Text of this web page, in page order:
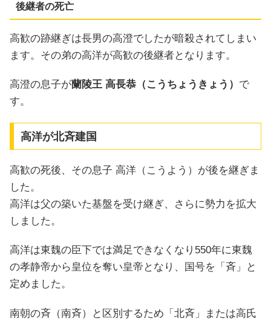
後継者の死亡
高歓の跡継ぎは長男の高澄でしたが暗殺されてしまい
ます。その弟の高洋が高歓の後継者となります。
高澄の息子が蘭陵王 高長恭（こうちょうきょう） で
す。
高洋が北斉建国
高歓の死後、その息子 高洋（こうよう）が後を継ぎま
した。
高洋は父の築いた基盤を受け継ぎ、さらに勢力を拡大
しました。
高洋は東魏の臣下では満足できなくなり550年に東魏
の孝静帝から皇位を奪い皇帝となり、国号を「斉」と
定めました。
南朝の斉（南斉）と区別するため「北斉」または高氏